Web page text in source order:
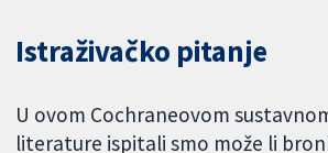
Istraživačko pitanje
U ovom Cochraneovom
literature ispitali smo može li